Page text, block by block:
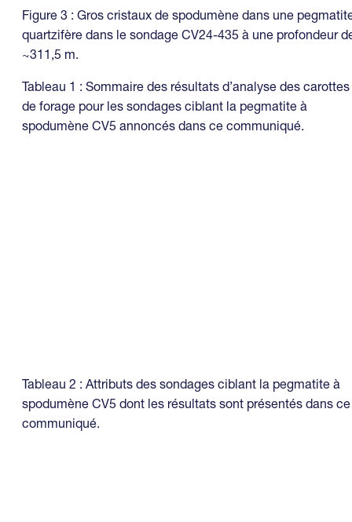
Figure 3 : Gros cristaux de spodumène dans une
quartzifère dans le sondage CV24-435 à une profondeur
~311,5 m.
Tableau 1 : Sommaire des résultats d’analyse des carottes
de forage pour les sondages ciblant la pegmatite à
spodumène CV5 annoncés dans ce communiqué.
Tableau 2 : Attributs des sondages ciblant la pegmatite à
spodumène CV5 dont les résultats sont présentés dans ce
communiqué.